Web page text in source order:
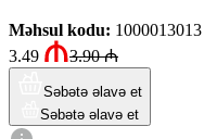
Məhsul kodu: 1000013013
3.49
3.90₼
Səbətə əlavə et
Səbətə əlavə et